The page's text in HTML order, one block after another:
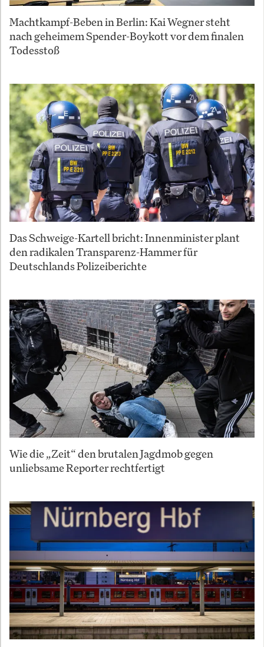
Machtkampf-Beben in Berlin: Kai Wegner steht
nach geheimem Spender-Boykott vor dem finalen
Todesstoß
Das Schweige-Kartell bricht: Innenminister plant
den radikalen Transparenz-Hammer für
Deutschlands Polizeiberichte
Wie die „Zeit“ den brutalen Jagdmob gegen
unliebsame Reporter rechtfertigt